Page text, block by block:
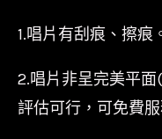
1.唱片有刮痕、擦痕
2.唱片非呈完美平
評估可行，可免費